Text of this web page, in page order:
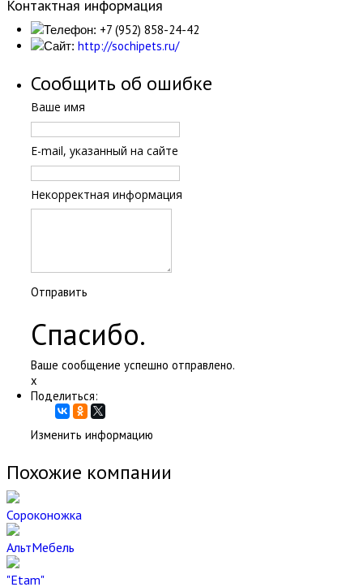
Контактная информация
Телефон: +7 (952) 858-24-42
Сайт: http://sochipets.ru/
Сообщить об ошибке
Ваше имя
E-mail, указанный на сайте
Некорректная информация
Отправить
Спасибо.
Ваше сообщение успешно отправлено.
x
Поделиться:
Изменить информацию
Похожие компании
Сороконожка
АльтМебель
"Etam"